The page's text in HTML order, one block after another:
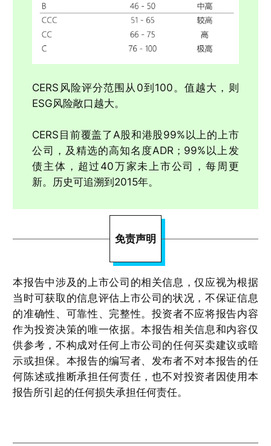
CERS风险评分范围从0到100。值越大，则
ESG风险敞口越大。
CERS目前覆盖了A股和港股99%以上的上市
公司，及精选的高知名度ADR；99%以上发
债主体，超过40万家未上市公司，每周更
新。历史可追溯到2015年。
免责声明
本报告中涉及的上市公司的相关信息，仅应视为根据
当时可获取的信息评估上市公司的状况，不保证信息
的准确性、可靠性、完整性。投资者不应将报告内容
作为投资决策的唯一依据。本报告相关信息和内容仅
供参考，不构成对任何上市公司的任何买卖建议或暗
示或担保。本报告的编写者、发布者不对本报告的任
何陈述或推断承担任何责任，也不对投资者因使用本
报告所引起的任何损失承担任何责任。